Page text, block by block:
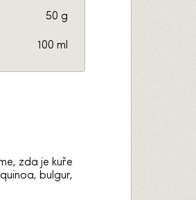
50 g
100 ml
zda je kuře
bulgur,